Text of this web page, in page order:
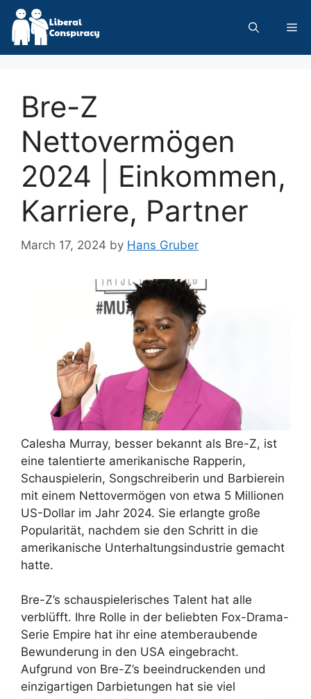
Skip
content
Bre-Z
Nettovermögen
2024 | Einkommen,
Karriere, Partner
March 17, 2024 by Hans Gruber
Calesha Murray, besser bekannt als Bre-Z, ist
eine talentierte amerikanische Rapperin,
Schauspielerin, Songschreiberin und Barbierein
mit einem Nettovermögen von etwa 5 Millionen
US-Dollar im Jahr 2024. Sie erlangte große
Popularität, nachdem sie den Schritt in die
amerikanische Unterhaltungsindustrie gemacht
hatte.
Bre-Z’s schauspielerisches Talent hat alle
verblüfft. Ihre Rolle in der beliebten Fox-Drama-
Serie Empire hat ihr eine atemberaubende
Bewunderung in den USA eingebracht.
Aufgrund von Bre-Z’s beeindruckenden und
einzigartigen Darbietungen hat sie viel